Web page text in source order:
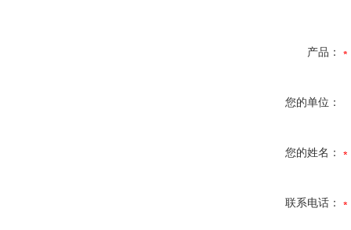
产品：
您的单位：
您的姓名：
联系电话：